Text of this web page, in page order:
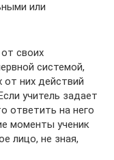
или
своих
системой,
них действий
учитель задает
ответить на него
моменты ученик
лицо, не зная,